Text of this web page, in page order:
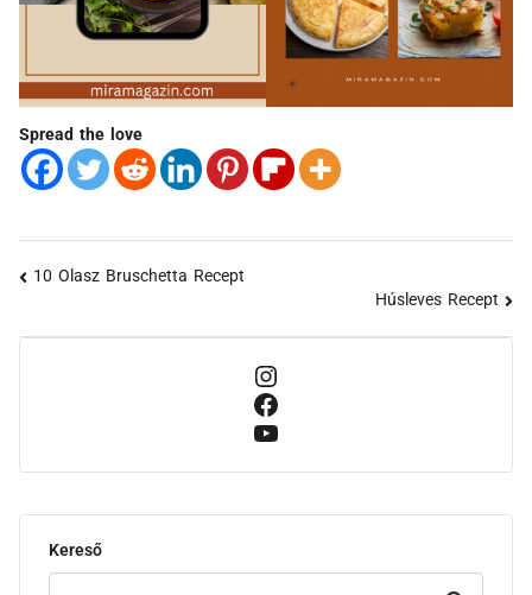
Spread the love
10 Olasz Bruschetta Recept
Húsleves Recept
Kereső